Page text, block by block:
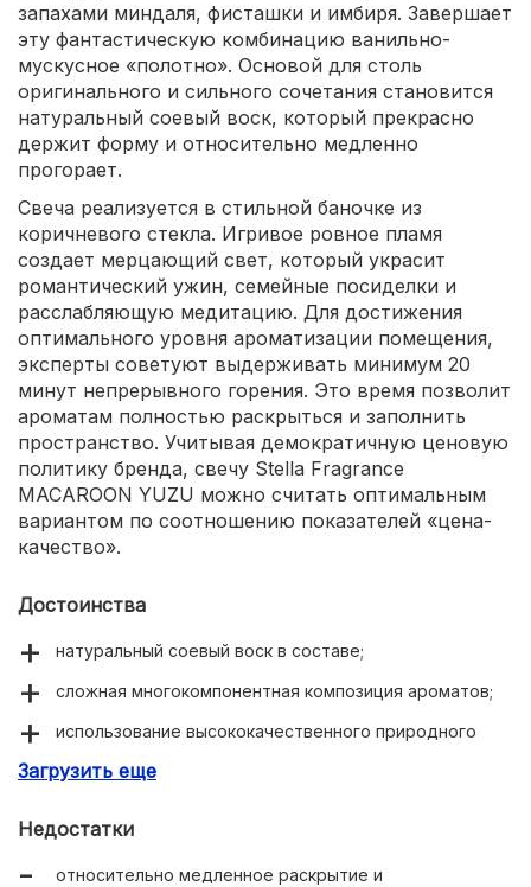
запахами миндаля, фисташки и имбиря. Завершает
эту фантастическую комбинацию ванильно-
мускусное «полотно». Основой для столь
оригинального и сильного сочетания становится
натуральный соевый воск, который прекрасно
держит форму и относительно медленно
прогорает.
Свеча реализуется в стильной баночке из
коричневого стекла. Игривое ровное пламя
создает мерцающий свет, который украсит
романтический ужин, семейные посиделки и
расслабляющую медитацию. Для достижения
оптимального уровня ароматизации помещения,
эксперты советуют выдерживать минимум 20
минут непрерывного горения. Это время позволит
ароматам полностью раскрыться и заполнить
пространство. Учитывая демократичную ценовую
политику бренда, свечу Stella Fragrance
MACAROON YUZU можно считать оптимальным
вариантом по соотношению показателей «цена-
качество».
Достоинства
натуральный соевый воск в составе;
сложная многокомпонентная композиция ароматов;
использование высококачественного природного
ручная работа;
экономичный расход состава;
Загрузить еще
Недостатки
относительно медленное раскрытие и